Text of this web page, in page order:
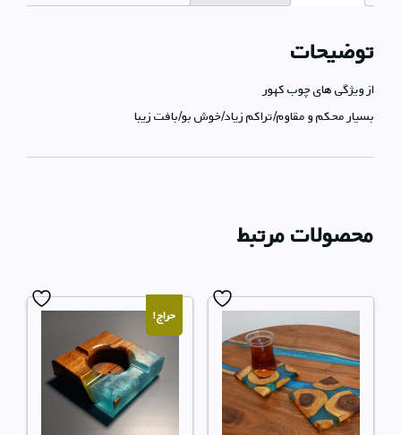
توضیحات
از ویژگی های چوب کهور
بسیار محکم و مقاوم/تراکم زیاد/خوش بو/بافت زیبا
محصولات مرتبط
حراج!